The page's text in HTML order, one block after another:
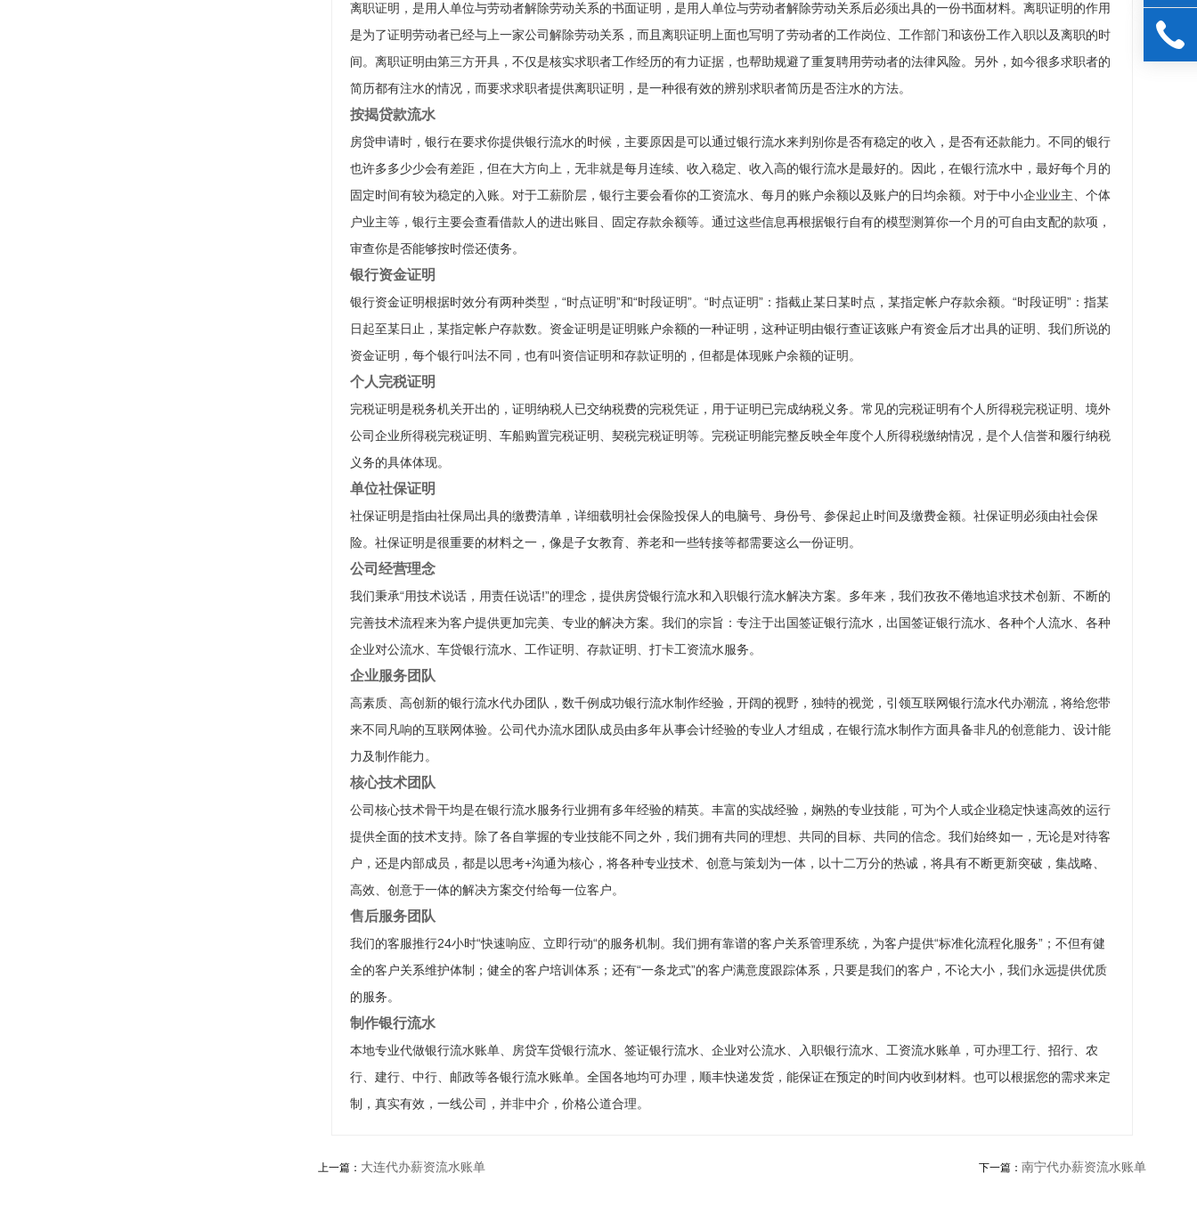
离职证明，是用人单位与劳动者解除劳动关系的书面证明，是用人单位与劳动者解除劳动关系后必须出具的一份书面材料。离职证明的作用
是为了证明劳动者已经与上一家公司解除劳动关系，而且离职证明上面也写明了劳动者的工作岗位、工作部门和该份工作入职以及离职的时
间。离职证明由第三方开具，不仅是核实求职者工作经历的有力证据，也帮助规避了重复聘用劳动者的法律风险。另外，如今很多求职者的
简历都有注水的情况，而要求求职者提供离职证明，是一种很有效的辨别求职者简历是否注水的方法。
按揭贷款流水
房贷申请时，银行在要求你提供银行流水的时候，主要原因是可以通过银行流水来判别你是否有稳定的收入，是否有还款能力。不同的银行
也许多多少少会有差距，但在大方向上，无非就是每月连续、收入稳定、收入高的银行流水是最好的。因此，在银行流水中，最好每个月的
固定时间有较为稳定的入账。对于工薪阶层，银行主要会看你的工资流水、每月的账户余额以及账户的日均余额。对于中小企业业主、个体
户业主等，银行主要会查看借款人的进出账目、固定存款余额等。通过这些信息再根据银行自有的模型测算你一个月的可自由支配的款项，
审查你是否能够按时偿还债务。
银行资金证明
银行资金证明根据时效分有两种类型，“时点证明”和“时段证明”。“时点证明”：指截止某日某时点，某指定帐户存款余额。“时段证明”：指某
日起至某日止，某指定帐户存款数。资金证明是证明账户余额的一种证明，这种证明由银行查证该账户有资金后才出具的证明、我们所说的
资金证明，每个银行叫法不同，也有叫资信证明和存款证明的，但都是体现账户余额的证明。
个人完税证明
完税证明是税务机关开出的，证明纳税人已交纳税费的完税凭证，用于证明已完成纳税义务。常见的完税证明有个人所得税完税证明、境外
公司企业所得税完税证明、车船购置完税证明、契税完税证明等。完税证明能完整反映全年度个人所得税缴纳情况，是个人信誉和履行纳税
义务的具体体现。
单位社保证明
社保证明是指由社保局出具的缴费清单，详细载明社会保险投保人的电脑号、身份号、参保起止时间及缴费金额。社保证明必须由社会保
险。社保证明是很重要的材料之一，像是子女教育、养老和一些转接等都需要这么一份证明。
公司经营理念
我们秉承“用技术说话，用责任说话!”的理念，提供房贷银行流水和入职银行流水解决方案。多年来，我们孜孜不倦地追求技术创新、不断的
完善技术流程来为客户提供更加完美、专业的解决方案。我们的宗旨：专注于出国签证银行流水，出国签证银行流水、各种个人流水、各种
企业对公流水、车贷银行流水、工作证明、存款证明、打卡工资流水服务。
企业服务团队
高素质、高创新的银行流水代办团队，数千例成功银行流水制作经验，开阔的视野，独特的视觉，引领互联网银行流水代办潮流，将给您带
来不同凡响的互联网体验。公司代办流水团队成员由多年从事会计经验的专业人才组成，在银行流水制作方面具备非凡的创意能力、设计能
力及制作能力。
核心技术团队
公司核心技术骨干均是在银行流水服务行业拥有多年经验的精英。丰富的实战经验，娴熟的专业技能，可为个人或企业稳定快速高效的运行
提供全面的技术支持。除了各自掌握的专业技能不同之外，我们拥有共同的理想、共同的目标、共同的信念。我们始终如一，无论是对待客
户，还是内部成员，都是以思考+沟通为核心，将各种专业技术、创意与策划为一体，以十二万分的热诚，将具有不断更新突破，集战略、
高效、创意于一体的解决方案交付给每一位客户。
售后服务团队
我们的客服推行24小时“快速响应、立即行动“的服务机制。我们拥有靠谱的客户关系管理系统，为客户提供“标准化流程化服务”；不但有健
全的客户关系维护体制；健全的客户培训体系；还有“一条龙式”的客户满意度跟踪体系，只要是我们的客户，不论大小，我们永远提供优质
的服务。
制作银行流水
本地专业代做银行流水账单、房贷车贷银行流水、签证银行流水、企业对公流水、入职银行流水、工资流水账单，可办理工行、招行、农
行、建行、中行、邮政等各银行流水账单。全国各地均可办理，顺丰快递发货，能保证在预定的时间内收到材料。也可以根据您的需求来定
制，真实有效，一线公司，并非中介，价格公道合理。
上一篇： 大连代办薪资流水账单 下一篇： 南宁代办薪资流水账单